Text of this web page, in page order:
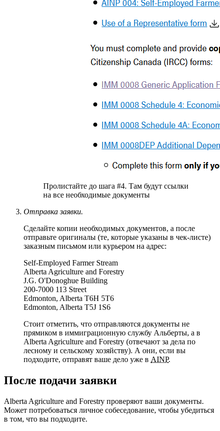
Пролистайте до шага #4. Там будут ссылки
на все необходимые документы
Отправка заявки.
Сделайте копии необходимых документов, а после
отправьте оригиналы (те, которые указаны в чек-листе)
заказным письмом или курьером на адрес:
Self-Employed Farmer Stream
Alberta Agriculture and Forestry
J.G. O'Donoghue Building
200-7000 113 Street
Edmonton, Alberta T6H 5T6
Edmonton, Alberta T5J 1S6
Стоит отметить, что отправляются документы не
прямиком в иммиграционную службу Альберты, а в
Alberta Agriculture and Forestry (отвечают за дела по
лесному и сельскому хозяйству). А они, если вы
подходите, отправят ваше дело уже в AINP.
После подачи заявки
Alberta Agriculture and Forestry проверяют ваши документы.
Может потребоваться личное собеседование, чтобы убедиться
в том, что вы подходите.